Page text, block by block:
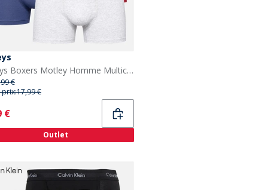
Henleys Boxers Motley Homme Multicolore
€
prix:17,99 €
€
Outlet